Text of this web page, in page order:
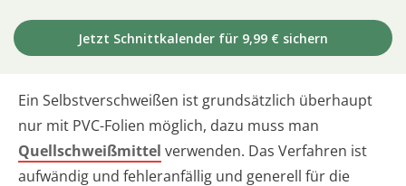
Jetzt Schnittkalender für 9,99 € sichern
Ein Selbstverschweißen ist grundsätzlich überhaupt
nur mit PVC-Folien möglich, dazu muss man
Quellschweißmittel verwenden. Das Verfahren ist
aufwändig und fehleranfällig und generell für die